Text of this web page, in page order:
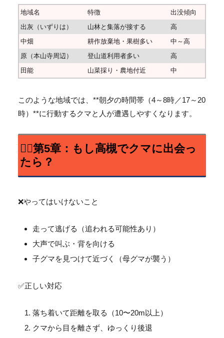
地域名 特徴
出没傾向
出灰（いずりは）
山林と集落が接する
高
中畑
耕作放棄地・果樹多い
中～高
原（本山寺周辺）
登山道利用者多い
高
田能
山菜採り・農地付近 中
このような地域では、**朝夕の時間帯（4～8時／17～ 20
時）**に行動するクマと人が遭遇しやすくなります。
🚶‍♀️第5章：もし高槻でクマに出会っ
たら？
❌やってはいけないこと
走って逃げる（追われる可能性あり）
大声で叫ぶ・背を向ける
子グマを見つけて近づく（母グマが襲う）
✅正しい対応
落ち着いて距離を取る（10〜20m以上）
クマから目を離さず、ゆっくり後退